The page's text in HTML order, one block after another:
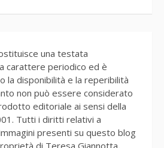
una testata
carattere periodico ed è
la disponibilità e la reperibilità
non può essere considerato
editoriale ai sensi della
Tutti i diritti relativi a
presenti su questo blog